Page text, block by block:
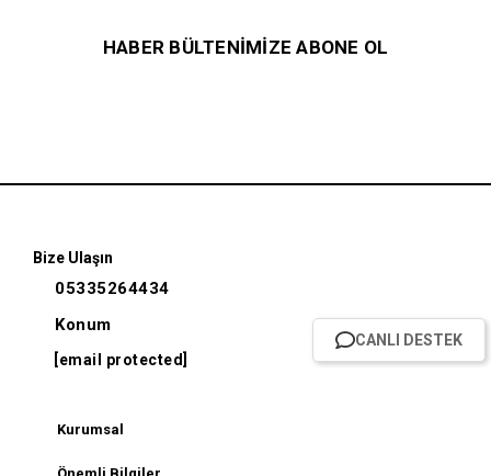
HABER BÜLTENİMİZE ABONE OL
Bize Ulaşın
05335264434
Konum
[email protected]
Kurumsal
CANLI DESTEK